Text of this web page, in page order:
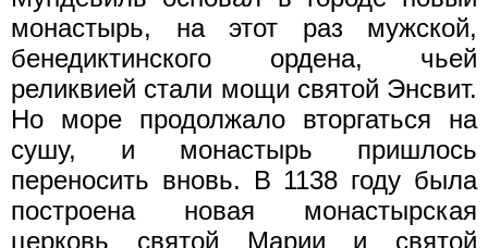
монастырь, на этот раз мужской,
бенедиктинского ордена, чьей
реликвией стали мощи святой Энсвит.
Но море продолжало вторгаться на
сушу, и монастырь пришлось
переносить вновь. В 1138 году была
построена новая монастырская
церковь святой Марии и святой